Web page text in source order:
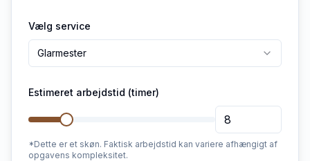
Vælg service
Glarmester
Estimeret arbejdstid (timer)
*Dette er et skøn. Faktisk arbejdstid kan variere afhængigt af
opgavens kompleksitet.